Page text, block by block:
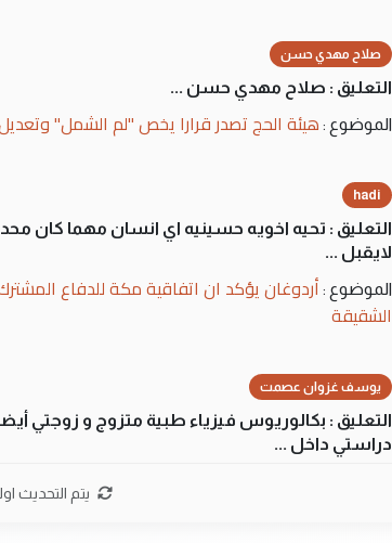
صلاح مهدي حسن
التعليق : صلاح مهدي حسن ...
الموضوع : هيئة الحج تصدر قرارا يخص "لم الشمل"
hadi
التعليق : تحيه اخويه حسينيه اي انسان مهما كان
لايقبل ...
الموضوع : أردوغان يؤكد ان اتفاقية مكة للدفاع
الشقيقة
يوسف غزوان عصمت
التعليق : بكالوريوس فيزياء طبية متزوج و زوجتي
دراستي داخل ...
السعودية توافق على الاستمرار في إعطاء 100 منحة دراسية للطلبة العراقيين في جامعاتها سنويا
يتم التحديث